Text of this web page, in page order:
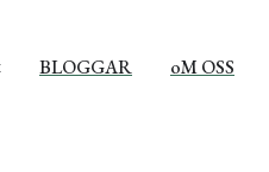
BLOGGAR oM OSS